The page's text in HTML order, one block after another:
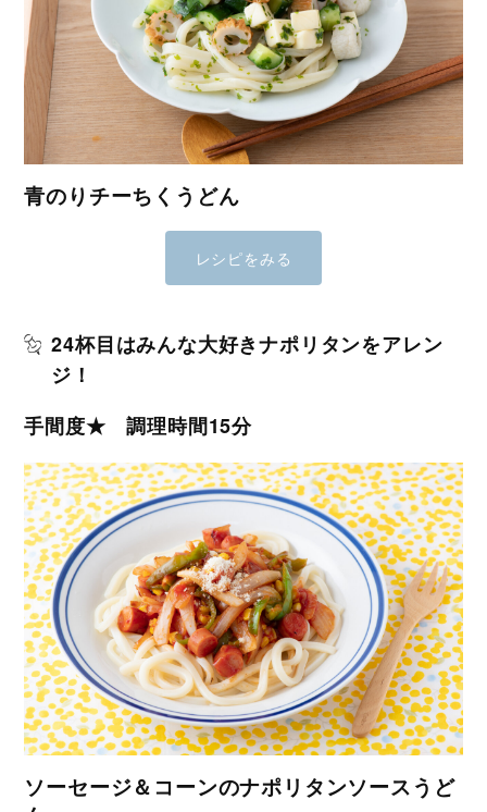
青のりチーちくうどん
レシピをみる
24杯目はみんな大好きナポリタンをアレン
ジ！
手間度★ 調理時間15分
ソーセージ＆コーンのナポリタンソースうど